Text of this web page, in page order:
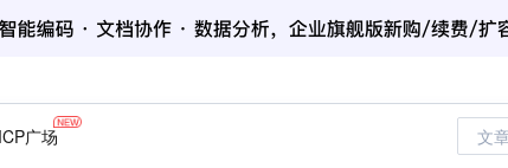
广场 文